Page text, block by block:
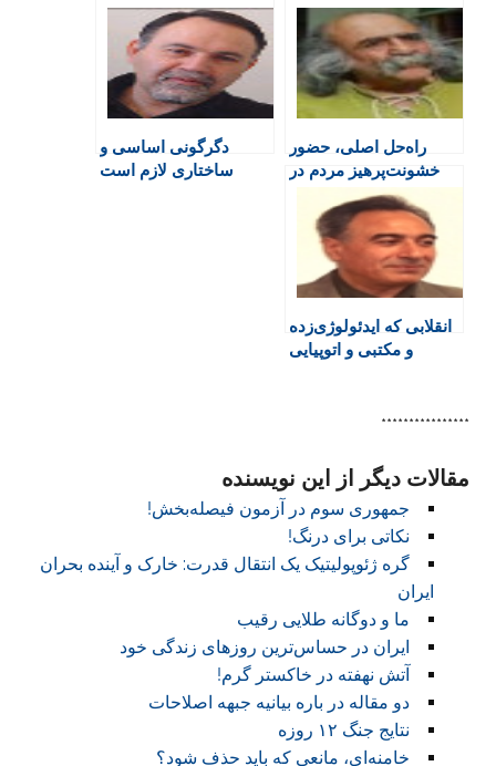
g
r
a
m
t
a
r
i
n
s
A
p
p
t
F
r
i
e
راه‌حل اصلی، حضور
خشونت‌پرهیز مردم در
خیابان است
دگرگونی اساسی و
ساختاری لازم است
انقلابی که ایدئولوژی‌زده
و مکتبی و اتوپیايی
****************
مقالات دیگر از این نویسنده
جمهوری سوم در آزمون فیصله‌بخش!
نکاتی برای درنگ!
گره ژئوپولیتیک یک انتقال قدرت: خارک و آینده بحران
ایران
ما و دوگانه طلایی رقیب
ایران در حساس‌ترین روزهای زندگی خود
آتش نهفته در خاکستر گرم!
دو مقاله در باره بیانیه جبهه اصلاحات
نتایج جنگ ۱۲ روزه
خامنه‌ای، مانعی که باید حذف شود؟